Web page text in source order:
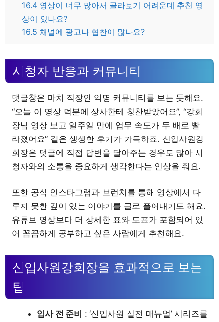
16.4 영상이 너무 많아서 골라보기 어려운데 추천 영
상이 있나요?
16.5 채널에 광고나 협찬이 많나요?
시청자 반응과 커뮤니티
댓글창은 마치 직장인 익명 커뮤니티를 보는 듯해요.
“오늘 이 영상 덕분에 상사한테 칭찬받았어요”, “강회
장님 영상 보고 일주일 만에 업무 속도가 두 배로 빨
라졌어요” 같은 생생한 후기가 가득하죠. 신입사원강
회장은 댓글에 직접 답변을 달아주는 경우도 많아 시
청자와의 소통을 중요하게 생각한다는 인상을 줘요.
또한 공식 인스타그램과 브런치를 통해 영상에서 다
루지 못한 깊이 있는 이야기를 글로 풀어내기도 해요.
유튜브 영상보다 더 상세한 표와 도표가 포함되어 있
어 꼼꼼하게 공부하고 싶은 사람에게 추천해요.
신입사원강회장을 효과적으로 보는
팁
입사 전 준비
: ‘신입사원 실전 매뉴얼’ 시리즈를